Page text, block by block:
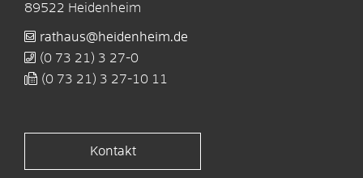
89522 Heidenheim
rathaus@heidenheim.de
(0 73 21) 3 27-0
(0 73 21) 3 27-10 11
Kontakt